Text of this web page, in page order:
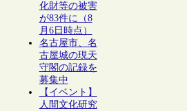
化財等の被害
が83件に（8
月6日時点）
名古屋市、名
古屋城の現天
守閣の記録を
募集中
【イベント】
人間文化研究